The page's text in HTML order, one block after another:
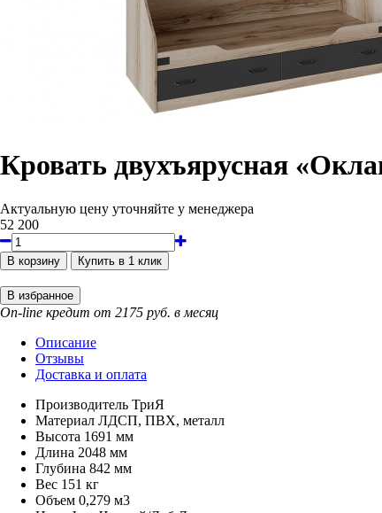
Кровать двухъярусная
Актуальную цену уточняйте у менеджера
52 200
On-line кредит от 2175 руб. в месяц
Описание
Отзывы
Доставка и оплата
Производитель ТриЯ
Материал ЛДСП, ПВХ, металл
Высота 1691 мм
Длина 2048 мм
Глубина 842 мм
Вес 151 кг
Объем 0,279 м3